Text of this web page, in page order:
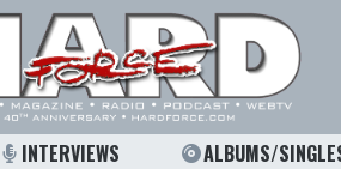
INTERVIEWS ALBUMS/